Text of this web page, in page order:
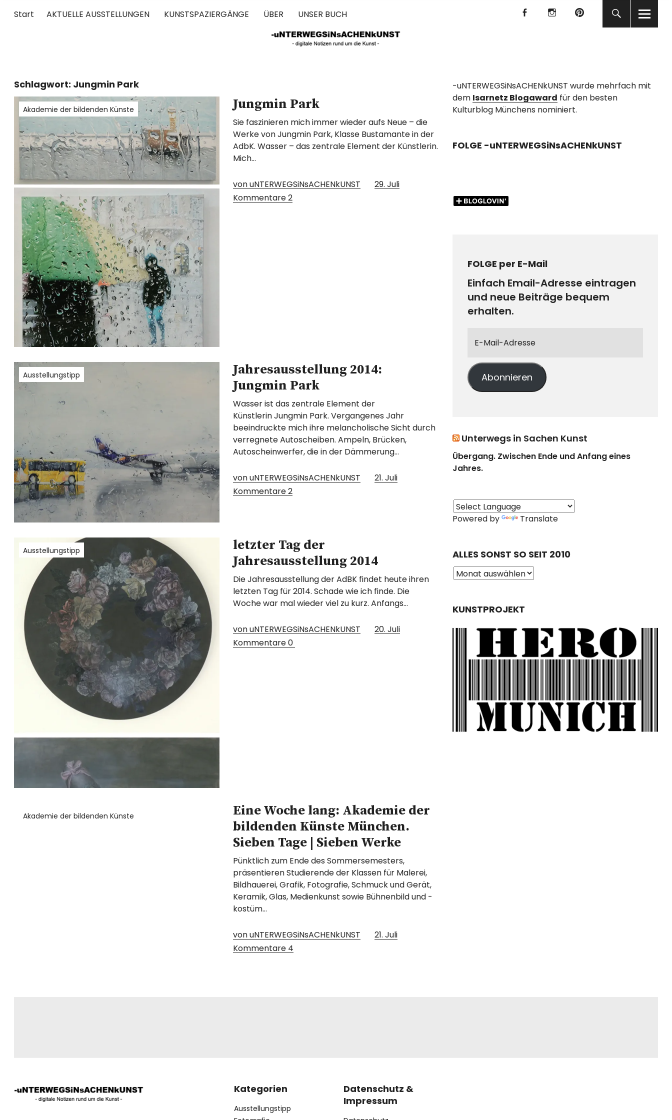
Start AKTUELLE AUSSTELLUNGEN KUNSTSPAZIERGÄNGE ÜBER UNSER BUCH
UNTERWEGS IN SACHEN KUNST
f I P
Schlagwort: Jungmin Park
Akademie der bildenden Künste Jungmin Park
Sie faszinieren mich immer wieder aufs Neue – die
Werke von Jungmin Park, Klasse Bustamante in der
AdbK. Wasser – das zentrale Element der Künstlerin.
Mich…
von uNTERWEGSiNsACHENkUNST
29. Juli
Kommentare2
Ausstellungstipp
Jahresausstellung 2014:
Jungmin Park
Wasser ist das zentrale Element der
Künstlerin Jungmin Park. Vergangenes Jahr
beeindruckte mich ihre melancholische Sicht durch
verregnete Autoscheiben. Ampeln, Brücken,
Autoscheinwerfer, die in der Dämmerung…
von uNTERWEGSiNsACHENkUNST
21. Juli
Kommentare2
Ausstellungstipp
letzter Tag der
Jahresausstellung 2014
Die Jahresausstellung der AdBK findet heute ihren
letzten Tag für 2014. Schade wie ich finde. Die
Woche war mal wieder viel zu kurz. Anfangs…
von uNTERWEGSiNsACHENkUNST
20. Juli
Kommentare0
Akademie der bildenden Künste
Eine Woche lang: Akademie der
bildenden Künste München.
Sieben Tage | Sieben Werke
Pünktlich zum Ende des Sommersemesters,
präsentieren Studierende der Klassen für Malerei,
Bildhauerei, Grafik, Fotografie, Schmuck und Gerät,
Keramik, Glas, Medienkunst sowie Bühnenbild und -
kostüm…
von uNTERWEGSiNsACHENkUNST
21. Juli
Kommentare 4
-uNTERWEGSiNsACHENkUNST wurde mehrfach mit
dem Isarnetz Blogaward für den besten
Kulturblog Münchens nominiert.
FOLGE -uNTERWEGSiNsACHENkUNST
FOLGE per E-Mail
Einfach Email-Adresse eintragen
und neue Beiträge bequem
erhalten.
Abonnieren
Unterwegs in Sachen Kunst
Übergang. Zwischen Ende und Anfang eines
Jahres.
Powered by Translate
ALLES SONST SO SEIT 2010
KUNSTPROJEKT
Kategorien
Ausstellungstipp
Datenschutz &
Impressum